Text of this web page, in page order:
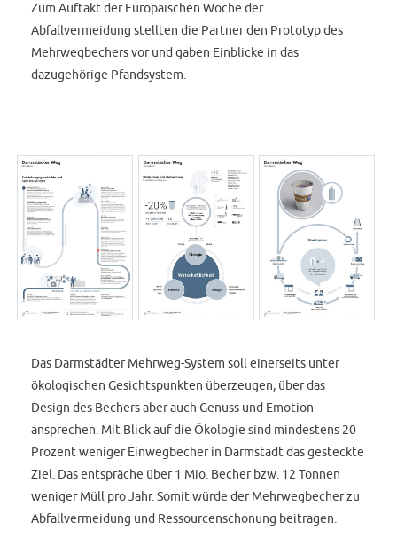
Zum Auftakt der Europäischen Woche der
Abfallvermeidung stellten die Partner den Prototyp des
Mehrwegbechers vor und gaben Einblicke in das
dazugehörige Pfandsystem.
Das Darmstädter Mehrweg-System soll einerseits unter
ökologischen Gesichtspunkten überzeugen, über das
Design des Bechers aber auch Genuss und Emotion
ansprechen. Mit Blick auf die Ökologie sind mindestens 20
Prozent weniger Einwegbecher in Darmstadt das gesteckte
Ziel. Das entspräche über 1 Mio. Becher bzw. 12 Tonnen
weniger Müll pro Jahr. Somit würde der Mehrwegbecher zu
Abfallvermeidung und Ressourcenschonung beitragen.